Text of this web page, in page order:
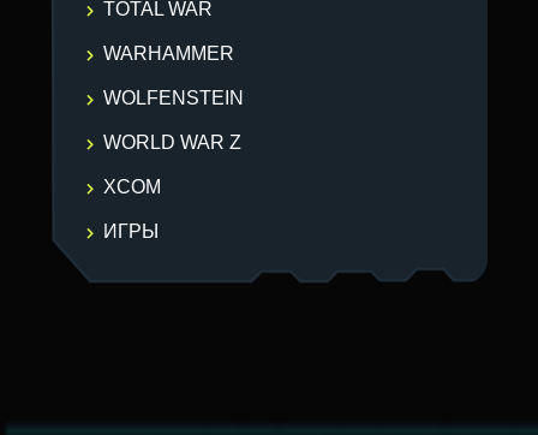
TOTAL WAR
WARHAMMER
WOLFENSTEIN
WORLD WAR Z
XCOM
ИГРЫ